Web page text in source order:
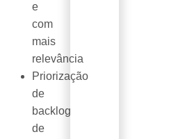
e
com
mais
relevância
Priorização
de
backlog
de